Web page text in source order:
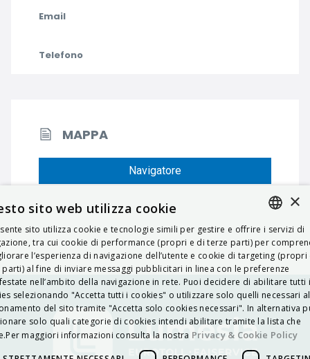
Email
Telefono
MAPPA
Navigatore
ITALIAN
ENGLISH
FRENCH
HUNGARIAN
DEUTSCH
POLSKI
×
sito web utilizza cookie
sito utilizza cookie e tecnologie simili per gestire e offrire i servizi di
tra cui cookie di performance (propri e di terze parti) per
l’esperienza di navigazione dell’utente e cookie di targeting (propri
parti) al fine di inviare messaggi pubblicitari in linea con le preferenze
nell’ambito della navigazione in rete. Puoi decidere di abilitare tutti i
selezionando "Accetta tutti i cookies" o utilizzare solo quelli necessari al
del sito tramite "Accetta solo cookies necessari". In alternativa
solo quali categorie di cookies intendi abilitare tramite la lista che
maggiori informazioni consulta la nostra Privacy & Cookie Policy